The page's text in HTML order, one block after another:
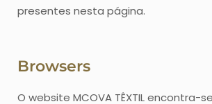
presentes nesta página.
Browsers
O website MCOVA TÊXTIL encontra-